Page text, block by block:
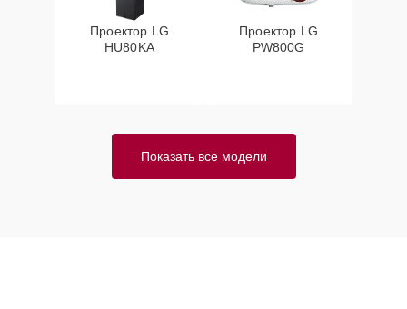
Проектор LG
HU80KA
Проектор LG
PW800G
Показать все модели